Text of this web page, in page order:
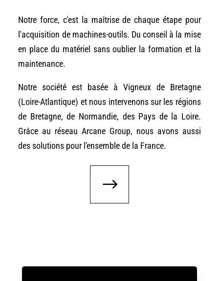
Notre force, c'est la maîtrise de chaque étape pour
l'acquisition de machines-outils. Du conseil à la mise
en place du matériel sans oublier la formation et la
maintenance.
Notre société est basée à Vigneux de Bretagne
(Loire-Atlantique) et nous intervenons sur les régions
de Bretagne, de Normandie, des Pays de la Loire.
Grâce au réseau Arcane Group, nous avons aussi
des solutions pour l'ensemble de la France.